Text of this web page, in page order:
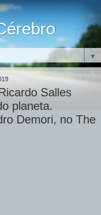
▼
Salles
planeta.
Demori, no The